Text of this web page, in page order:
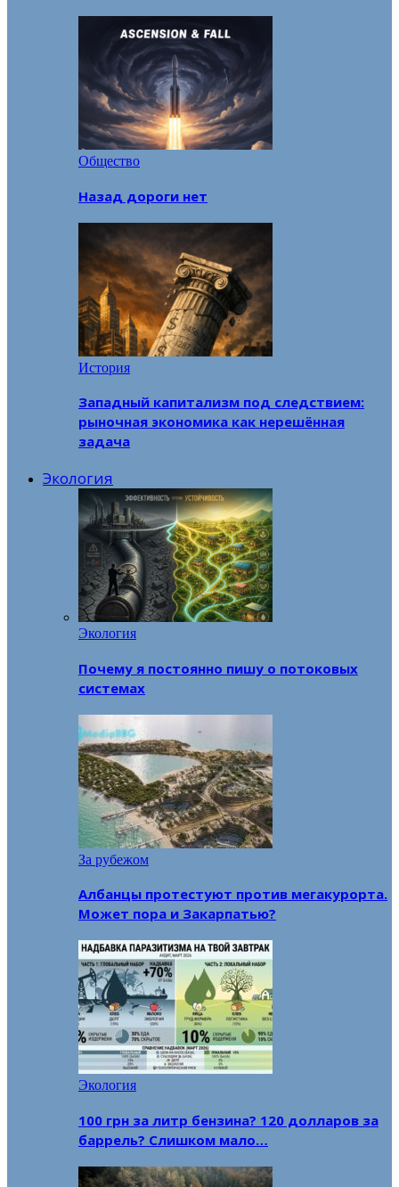
Общество
Назад дороги нет
История
Западный капитализм под следствием:
рыночная экономика как нерешённая
задача
Экология
Экология
Почему я постоянно пишу о потоковых
системах
За рубежом
Албанцы протестуют против мегакурорта.
Может пора и Закарпатью?
Экология
100 грн за литр бензина? 120 долларов за
баррель? Слишком мало…